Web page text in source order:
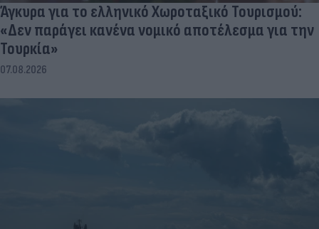
Άγκυρα για το ελληνικό Χωροταξικό Τουρισμού:
«Δεν παράγει κανένα νομικό αποτέλεσμα για την
Τουρκία»
07.08.2026